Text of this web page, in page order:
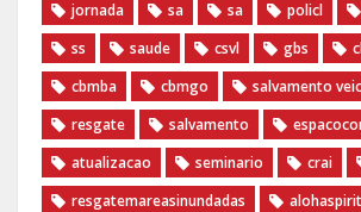
jornada
sa sa policl
ss
saude csvl gbs
cbmba
cbmgo
salvamento
resgate
salvamento
atualizacao
seminario crai
resgatemareasinundadas
alohaspirit